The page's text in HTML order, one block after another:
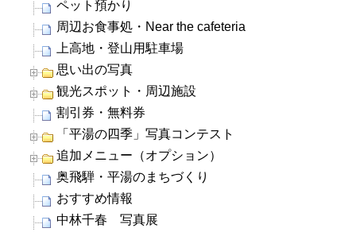
ペット預かり
周辺お食事処・Near the cafeteria
上高地・登山用駐車場
思い出の写真
観光スポット・周辺施設
割引券・無料券
「平湯の四季」写真コンテスト
追加メニュー（オプション）
奥飛騨・平湯のまちづくり
おすすめ情報
中林千春 写真展